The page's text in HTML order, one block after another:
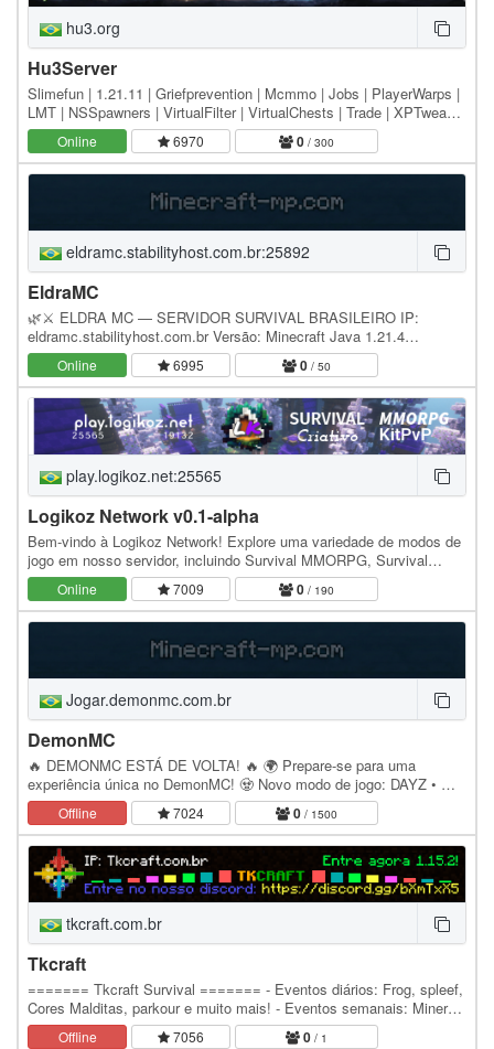
hu3.org
Hu3Server
Slimefun | 1.21.11 | Griefprevention | Mcmmo | Jobs | PlayerWarps |
LMT | NSSpawners | VirtualFilter | VirtualChests | Trade | XPTweak |
FlynoClaim | GPFlags | Elevador
Online 6970 0 / 300
eldramc.stabilityhost.com.br:25892
EldraMC
🌿⚔️ ELDRA MC — SERVIDOR SURVIVAL BRASILEIRO IP:
eldramc.stabilityhost.com.br Versão: Minecraft Java 1.21.4
Localização: Brasil Capacidade: até 100 jogadores…
Online 6995 0 / 50
play.logikoz.net:25565
Logikoz Network v0.1-alpha
Bem-vindo à Logikoz Network! Explore uma variedade de modos de
jogo em nosso servidor, incluindo Survival MMORPG, Survival
Vanilla, Survival Hardcore, Criativo e KitPvP.…
Online 7009 0 / 190
Jogar.demonmc.com.br
DemonMC
🔥 DEMONMC ESTÁ DE VOLTA! 🔥 🌍 Prepare-se para uma
experiência única no DemonMC! 🧟 Novo modo de jogo: DAYZ • 🪖
Sobrevivência intensa • 🔫 Armas e equipamentos exclusivos •…
Offline 7024 0 / 1500
tkcraft.com.br
Tkcraft
======= Tkcraft Survival ======= - Eventos diários: Frog, spleef,
Cores Malditas, parkour e muito mais! - Eventos semanais: Minerar,
Quiz, Corrida de Barco e…
Offline 7056 0 / 1